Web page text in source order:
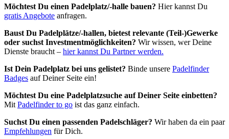
Möchtest Du einen Padelplatz/-halle bauen? Hier kannst Du
gratis Angebote anfragen.
Baust Du Padel­plätze/-hallen, bietest relevante (Teil-)Gewerke
oder suchst In­vest­ment­möglich­keiten? Wir wissen, wer Deine
Dienste braucht – hier kannst Du Partner werden.
Ist Dein Padelplatz bei uns gelistet? Binde unsere Padelfinder
Badges auf Deiner Seite ein!
Möchtest Du eine Padelplatzsuche auf Deiner Seite einbetten?
MitPadelfinder to go ist das ganz einfach.
Suchst Du einen passenden Padelschläger? Wir haben da ein paar
Empfehlungen für Dich.